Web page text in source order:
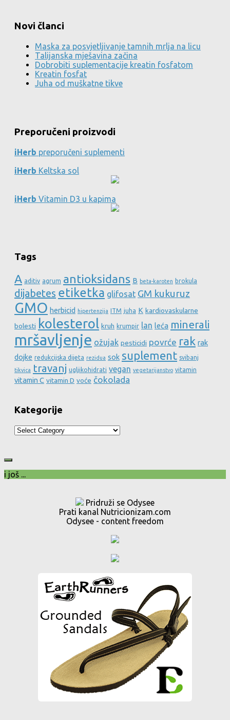
Novi članci
Maska za posvjetljivanje tamnih mrlja na licu
Talijanska mješavina začina
Dobrobiti suplementacije kreatin fosfatom
Kreatin fosfat
Juha od muškatne tikve
Preporučeni proizvodi
iHerb preporučeni suplementi
iHerb Keltska sol
iHerb Vitamin D3 u kapima
Tags
A aditiv agrum antioksidans B beta-karoten brokula
dijabetes etiketka glifosat GM kukuruz
GMO herbicid hipertenzija ITM juha K kardiovaskularne
bolesti kolesterol kruh krumpir lan leća minerali
mršavljenje ožujak pesticidi povrće rak rak
dojke redukcijska dijeta rezidua sok suplement svibanj
tikvica travanj ugljikohidrati vegan vegetarijanstvo vitamin
vitamin C vitamin D voće čokolada
Kategorije
Kategorije
i još ...
Pridruži se Odysee
Prati kanal Nutricionizam.com
Odysee - content freedom